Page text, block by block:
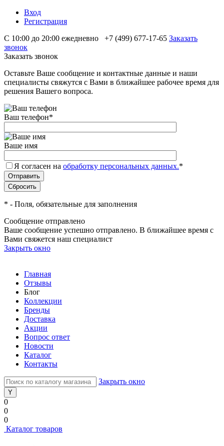
Вход
Регистрация
С 10:00 до 20:00 ежедневно
+7 (499) 677-17-65 Заказать
звонок
Заказать звонок
Оставьте Ваше сообщение и контактные данные и наши
специалисты свяжутся с Вами в ближайшее рабочее время для
решения Вашего вопроса.
Ваш телефон*
Ваше имя
Я согласен на обработку персональных данных.*
* - Поля, обязательные для заполнения
Сообщение отправлено
Ваше сообщение успешно отправлено. В ближайшее время с
Вами свяжется наш специалист
Закрыть окно
Главная
Отзывы
Блог
Коллекции
Бренды
Доставка
Акции
Вопрос ответ
Новости
Каталог
Контакты
Закрыть окно
0
0
0
Каталог товаров